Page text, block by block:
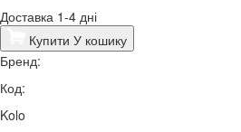
Доставка 1-4 дні
Купити У кошику
Бренд:
Код:
Kolo